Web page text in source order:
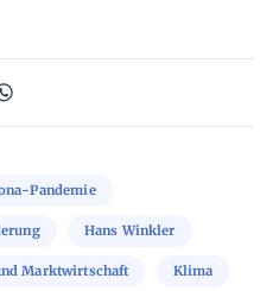
Pandemie
Hans Winkler
Marktwirtschaft Klima